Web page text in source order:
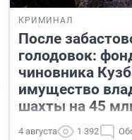
КРИМИНАЛ
После
голодовок:
чиновника
имущество
шахты на 45
4 августа 1 392